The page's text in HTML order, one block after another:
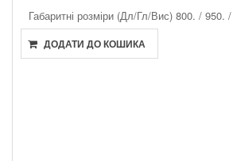
Габаритні розміри (Дл/Гл/Вис) 800. / 950.
ДОДАТИ ДО КОШИКА